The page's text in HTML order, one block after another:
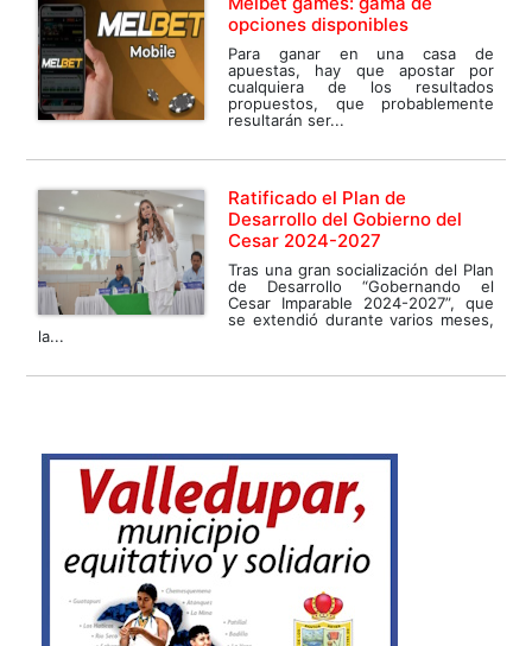
opciones disponibles
Para ganar en una casa de
apuestas, hay que apostar por
cualquiera de los resultados
propuestos, que probablemente
resultarán ser...
Ratificado el Plan de
Desarrollo del Gobierno del
Cesar 2024-2027
Tras una gran socialización del Plan
de Desarrollo “Gobernando el
Cesar Imparable 2024-2027”, que
se extendió durante varios meses,
la...